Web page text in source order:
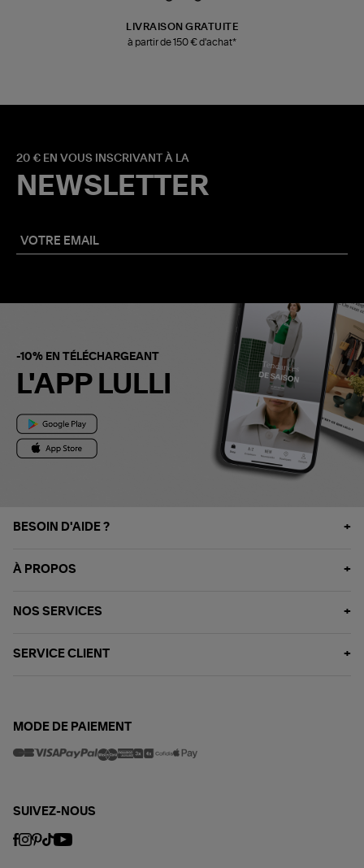
LIVRAISON GRATUITE
à partir de 150 € d'achat*
20 € EN VOUS INSCRIVANT À LA
NEWSLETTER
-10% EN TÉLÉCHARGEANT
L'APP LULLI
BESOIN D'AIDE ?
À PROPOS
NOS SERVICES
SERVICE CLIENT
MODE DE PAIEMENT
SUIVEZ-NOUS